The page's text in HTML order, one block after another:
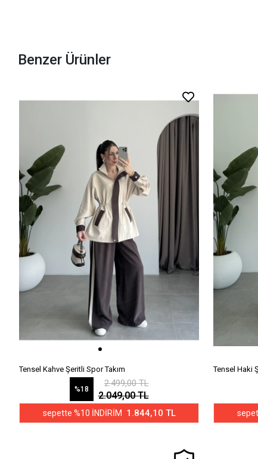
Benzer Ürünler
Tensel Kahve Şeritli Spor Takım
%18
2.499,00 TL
2.049,00 TL
sepette %10 İNDİRİM 1.844,10 TL
Tensel Haki